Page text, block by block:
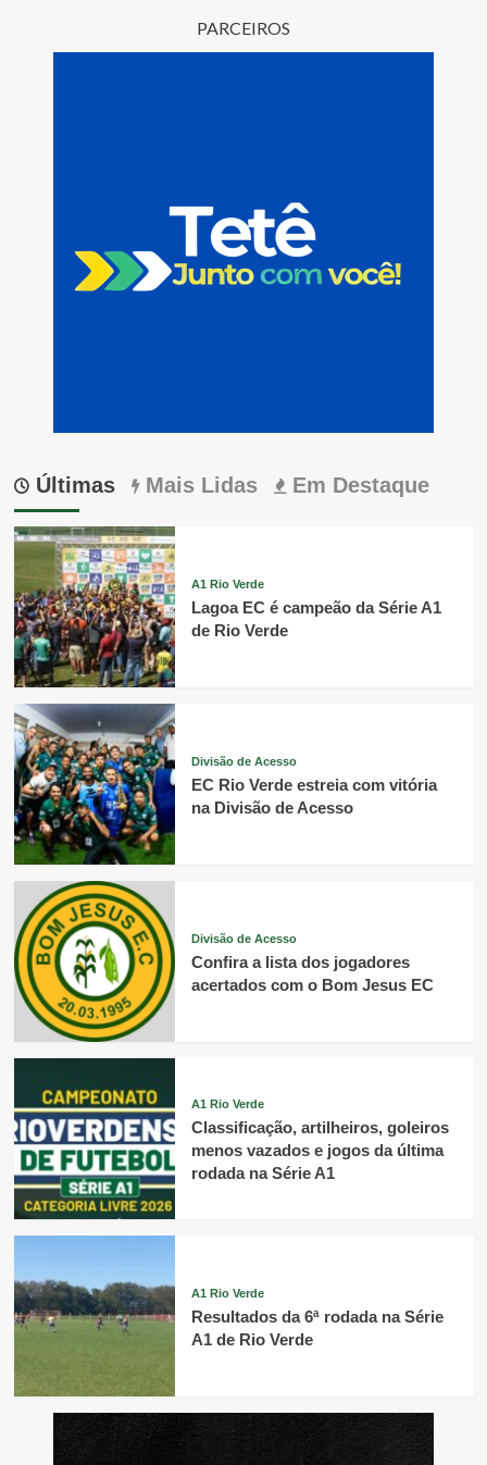
PARCEIROS
Últimas Mais Lidas Em Destaque
A1 Rio Verde
Lagoa EC é campeão da Série A1
de Rio Verde
Divisão de Acesso
EC Rio Verde estreia com vitória
na Divisão de Acesso
Divisão de Acesso
Confira a lista dos jogadores
acertados com o Bom Jesus EC
A1 Rio Verde
Classificação, artilheiros, goleiros
menos vazados e jogos da última
rodada na Série A1
A1 Rio Verde
Resultados da 6ª rodada na Série
A1 de Rio Verde